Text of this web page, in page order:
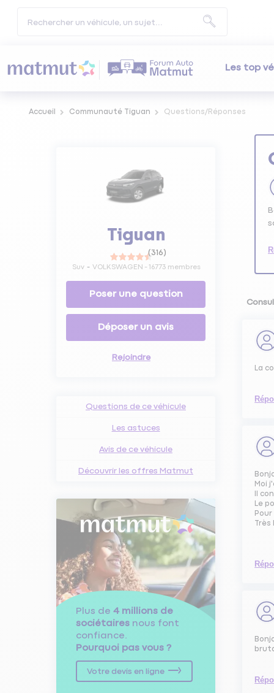
Les top
Accueil Communauté Tiguan Questions/Réponses
Tiguan
(316)
Suv VOLKSWAGEN - 16773 membres
Poser une question
Déposer un avis
Rejoindre
Questions de ce véhicule
Les astuces
Avis de ce véhicule
Découvrir les offres Matmut
Plus de 4 millions de
sociétaires nous font
confiance.
Pourquoi pas vous ?
Votre devis en ligne
La
Moi
Il
Le